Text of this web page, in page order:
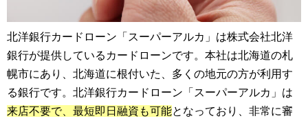
北洋銀行カードローン「スーパーアルカ」は株式会社北洋
銀行が提供しているカードローンです。本社は北海道の札
幌市にあり、北海道に根付いた、多くの地元の方が利用す
る銀行です。北洋銀行カードローン「スーパーアルカ」は
来店不要で、最短即日融資も可能となっており、非常に審